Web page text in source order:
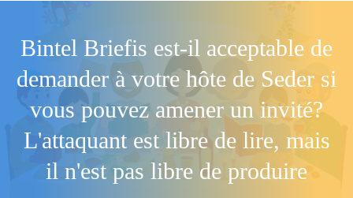
Bintel Briefis est-il acceptable de
demander à votre hôte de Seder si
vous pouvez amener un invité?
L'attaquant est libre de lire, mais
il n'est pas libre de produire